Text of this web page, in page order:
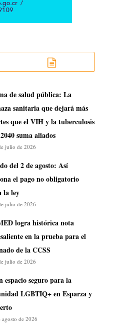
de salud pública: La
sanitaria que dejará más
que el VIH y la tuberculosis
suma aliados
julio de 2026
del 2 de agosto: Así
el pago no obligatorio
la ley
julio de 2026
logra histórica nota
en la prueba para el
de la CCSS
julio de 2026
espacio seguro para la
LGBTIQ+ en Esparza y
agosto de 2026